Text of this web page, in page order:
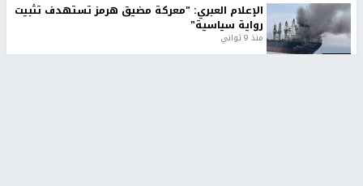
الإعلام العبري: "معركة مضيق هرمز تستهدف تثبيت
رواية سياسية"
منذ 9 ثواني